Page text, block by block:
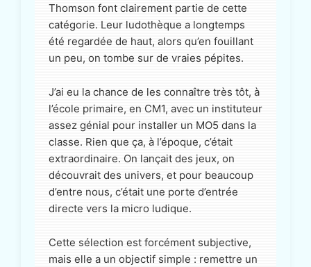
Thomson font clairement partie de cette
catégorie. Leur ludothèque a longtemps
été regardée de haut, alors qu’en fouillant
un peu, on tombe sur de vraies pépites.
J’ai eu la chance de les connaître très tôt, à
l’école primaire, en CM1, avec un instituteur
assez génial pour installer un MO5 dans la
classe. Rien que ça, à l’époque, c’était
extraordinaire. On lançait des jeux, on
découvrait des univers, et pour beaucoup
d’entre nous, c’était une porte d’entrée
directe vers la micro ludique.
Cette sélection est forcément subjective,
mais elle a un objectif simple : remettre un